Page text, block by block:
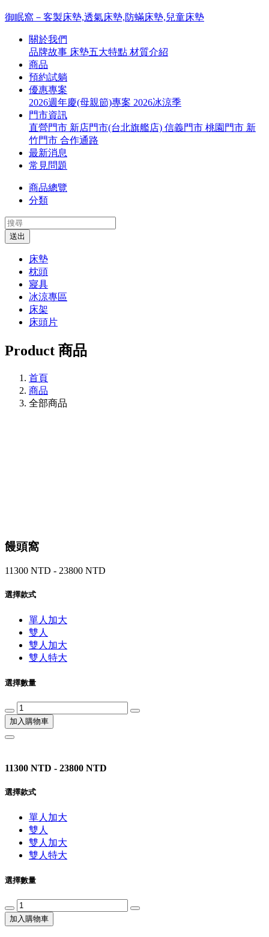
御眠窩－客製床墊,透氣床墊,防蟎床墊,兒童床墊
關於我們
品牌故事 床墊五大特點 材質介紹
商品
預約試躺
優惠專案
2026週年慶(母親節)專案 2026冰涼季
門市資訊
直營門市 新店門市(台北旗艦店) 信義門市 桃園門市 新
竹門市 合作通路
最新消息
常見問題
商品總覽
分類
送出
床墊
枕頭
寢具
冰涼專區
床架
床頭片
Product 商品
首頁
商品
全部商品
饅頭窩
11300 NTD - 23800 NTD
選擇款式
單人加大
雙人
雙人加大
雙人特大
選擇數量
加入購物車
11300 NTD - 23800 NTD
選擇款式
單人加大
雙人
雙人加大
雙人特大
選擇數量
加入購物車